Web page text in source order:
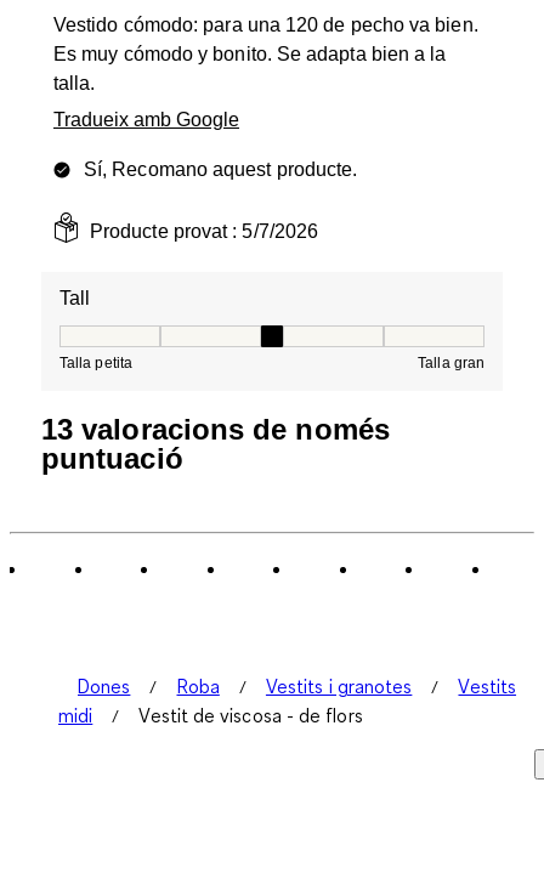
Vestido cómodo: para una 120 de pecho va bien.
Es muy cómodo y bonito. Se adapta bien a la
talla.
Tradueix amb Google
Sí, Recomano aquest producte.
Producte provat :5/7/2026
Tall
Talla petita Talla gran
13 valoracions de només
puntuació
Dones Roba Vestits i granotes
Vestits
midi
Vestit de viscosa - de flors